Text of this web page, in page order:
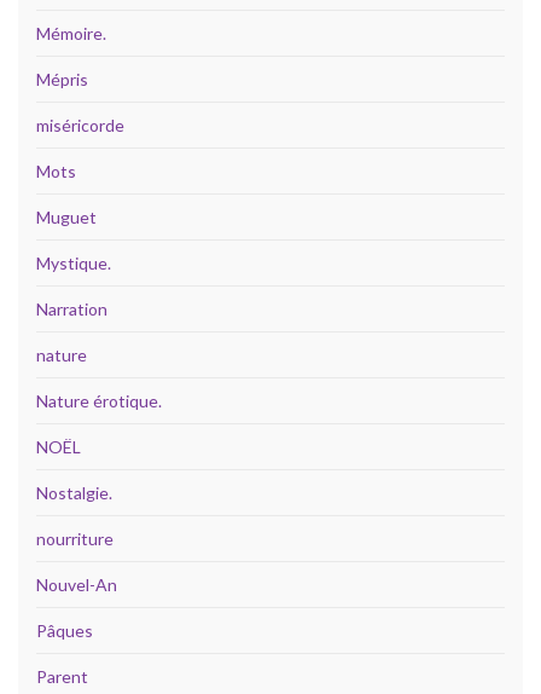
Mémoire.
Mépris
miséricorde
Mots
Muguet
Mystique.
Narration
nature
Nature érotique.
NOËL
Nostalgie.
nourriture
Nouvel-An
Pâques
Parent